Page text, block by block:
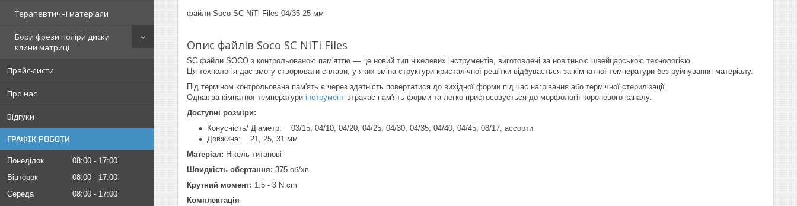
Терапевтичні матеріали
Бори фрези поліри диски
клини матриці
Прайс-листи
Про нас
Відгуки
ГРАФІК РОБОТИ
Понеділок 08:00
17:00
Вівторок
08:00
17:00
Середа
08:00
17:00
файли Soco SC NiTi Files 04/35 25 мм
Опис файлів Soco SC NiTi Files
SC файли SOCO з контрольованою пам'яттю — це новий тип нікелевих інструментів, виготовлені за новітньою швейцарською технологією.
Ця технологія дає змогу створювати сплави, у яких зміна структури кристалічної решітки відбувається за кімнатної температури без руйнування матеріалу.
Під терміном контрольована пам'ять є через здатність повертатися до вихідної форми під час нагрівання або термічної стерилізації.
Однак за кімнатної температури інструмент втрачає пам'ять форми та легко пристосовується до морфології кореневого каналу.
Доступні розміри:
Конусність/ Діаметр: 03/15, 04/10, 04/20, 04/25, 04/30, 04/35, 04/40, 04/45, 08/17, ассорти
Довжина: 21, 25, 31 мм
Матеріал: Нікель-титанові
Швидкість обертання: 375 об/хв.
Крутний момент: 1.5 - 3 N.cm
Комплектація